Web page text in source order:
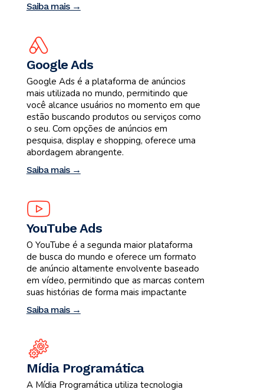
Saiba mais →
Google Ads
Google Ads é a plataforma de anúncios
mais utilizada no mundo, permitindo que
você alcance usuários no momento em que
estão buscando produtos ou serviços como
o seu. Com opções de anúncios em
pesquisa, display e shopping, oferece uma
abordagem abrangente.
Saiba mais →
YouTube Ads
O YouTube é a segunda maior plataforma
de busca do mundo e oferece um formato
de anúncio altamente envolvente baseado
em vídeo, permitindo que as marcas contem
suas histórias de forma mais impactante
Saiba mais →
Mídia Programática
A Mídia Programática utiliza tecnologia